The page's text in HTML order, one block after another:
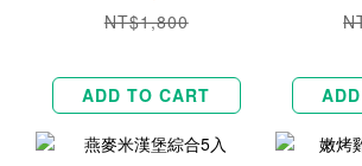
NT$1,800
ADD TO CART